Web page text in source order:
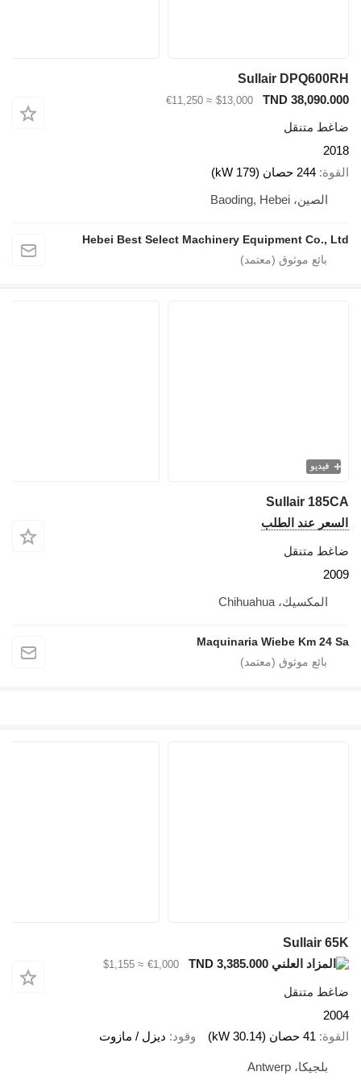
Sullair
TND
$13,000
≈ €11,250
متنقل
244 حصان (179 kW)
الصين، Baoding, Hebei
Hebei Best Select Machinery Equipment Co.,
فيديو
Sullair
عند الطلب
متنقل
المكسيك، Chihuahua
Maquinaria Wiebe Km 24
Sullair
TND 3,385.000
€1,000
≈ $1,155
متنقل
41 حصان (30.14 kW) وقود ديزل / مازوت
بلجيكا، Antwerp